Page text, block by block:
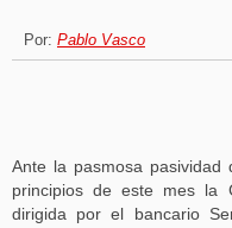
Por: Pablo Vasco
Ante la pasmosa
principios de este mes la
dirigida por el bancario